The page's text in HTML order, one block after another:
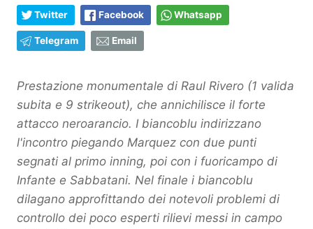
Twitter Facebook Whatsapp
Telegram Email
Prestazione monumentale di Raul Rivero (1 valida
subita e 9 strikeout), che annichilisce il forte
attacco neroarancio. I biancoblu indirizzano
l'incontro piegando Marquez con due punti
segnati al primo inning, poi con i fuoricampo di
Infante e Sabbatani. Nel finale i biancoblu
dilagano approfittando dei notevoli problemi di
controllo dei poco esperti rilievi messi in campo